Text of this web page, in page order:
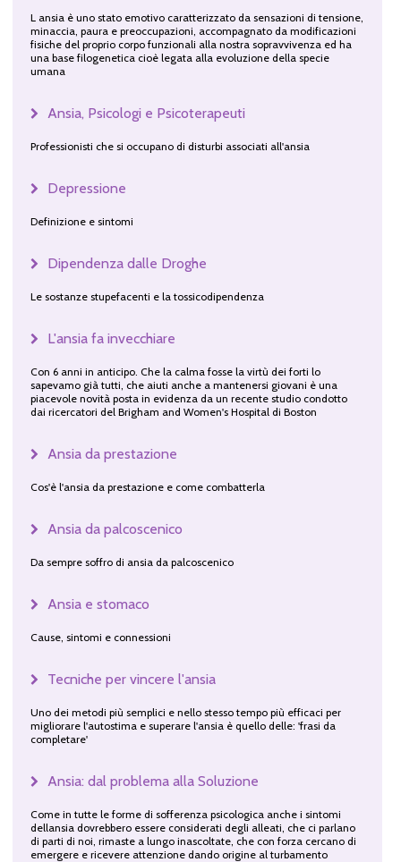
L ansia è uno stato emotivo caratterizzato da sensazioni di tensione,
minaccia, paura e preoccupazioni, accompagnato da modificazioni
fisiche del proprio corpo funzionali alla nostra sopravvivenza ed ha
una base filogenetica cioè legata alla evoluzione della specie
umana
Ansia, Psicologi e Psicoterapeuti
Professionisti che si occupano di disturbi associati all'ansia
Depressione
Definizione e sintomi
Dipendenza dalle Droghe
Le sostanze stupefacenti e la tossicodipendenza
L'ansia fa invecchiare
Con 6 anni in anticipo. Che la calma fosse la virtù dei forti lo
sapevamo già tutti, che aiuti anche a mantenersi giovani è una
piacevole novità posta in evidenza da un recente studio condotto
dai ricercatori del Brigham and Women's Hospital di Boston
Ansia da prestazione
Cos'è l'ansia da prestazione e come combatterla
Ansia da palcoscenico
Da sempre soffro di ansia da palcoscenico
Ansia e stomaco
Cause, sintomi e connessioni
Tecniche per vincere l'ansia
Uno dei metodi più semplici e nello stesso tempo più efficaci per
migliorare l'autostima e superare l'ansia è quello delle: 'frasi da
completare'
Ansia: dal problema alla Soluzione
Come in tutte le forme di sofferenza psicologica anche i sintomi
dellansia dovrebbero essere considerati degli alleati, che ci parlano
di parti di noi, rimaste a lungo inascoltate, che con forza cercano di
emergere e ricevere attenzione dando origine al turbamento